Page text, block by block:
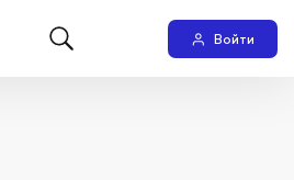
Войти